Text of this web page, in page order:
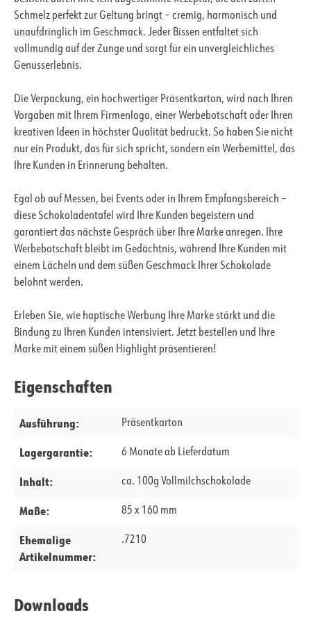
Schmelz perfekt zur Geltung bringt – cremig, harmonisch und
unaufdringlich im Geschmack. Jeder Bissen entfaltet sich
vollmundig auf der Zunge und sorgt für ein unvergleichliches
Genusserlebnis.
Die Verpackung, ein hochwertiger Präsentkarton, wird nach Ihren
Vorgaben mit Ihrem Firmenlogo, einer Werbebotschaft oder Ihren
kreativen Ideen in höchster Qualität bedruckt. So haben Sie nicht
nur ein Produkt, das für sich spricht, sondern ein Werbemittel, das
Ihre Kunden in Erinnerung behalten.
Egal ob auf Messen, bei Events oder in Ihrem Empfangsbereich –
diese Schokoladentafel wird Ihre Kunden begeistern und
garantiert das nächste Gespräch über Ihre Marke anregen. Ihre
Werbebotschaft bleibt im Gedächtnis, während Ihre Kunden mit
einem Lächeln und dem süßen Geschmack Ihrer Schokolade
belohnt werden.
Erleben Sie, wie haptische Werbung Ihre Marke stärkt und die
Bindung zu Ihren Kunden intensiviert. Jetzt bestellen und Ihre
Marke mit einem süßen Highlight präsentieren!
Eigenschaften
Ausführung: Präsentkarton
Lagergarantie: 6 Monate ab Lieferdatum
Inhalt: ca. 100g Vollmilchschokolade
Maße: 85 x 160 mm
Ehemalige
Artikelnummer:
.7210
Downloads